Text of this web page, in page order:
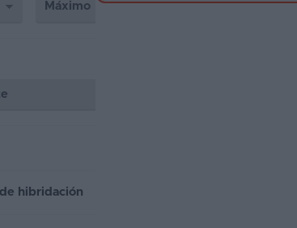
hibridación